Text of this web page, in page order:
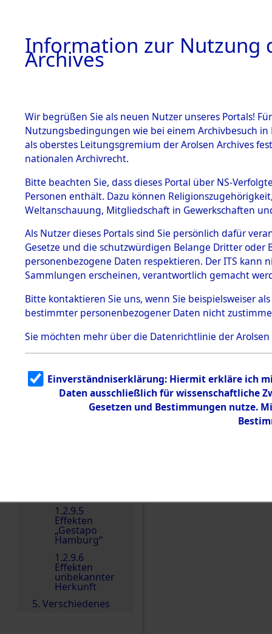
BESTÄNDE
1.
Inhaftierungsdoku
mente
1.2.9 Beim ITS
Effekten
1.2.9.1
Effekten aus
dem KZ
Dachau
1.2.9.2
Effekten aus
dem KZ
Bayerisches
1.2.9.3
Effekten aus
dem KZ
Neuengamm
1.2.9.5
Effekten
„Gestapo
Hamburg“
1.2.9.6
Effekten
unbekannter
Herkunft
5. Verschiedenes
0020
Information zur Nutzung
Archives
Wir begrüßen Sie als neuen Nutzer unseres Portals!
Nutzungsbedingungen wie bei einem Archivbesuch
als oberstes Leitungsgremium der Arolsen Archives
nationalen Archivrecht.
Bitte beachten Sie, dass dieses Portal über NS-
Personen enthält. Dazu können
Weltanschauung, Mitgliedschaft in Gewerkschaften
Als Nutzer dieses Portals sind Sie persönlich dafür
Gesetze und die schutzwürdigen Belange Dritter
personenbezogene Daten respektieren. Der ITS
Sammlungen erscheinen, verantwortlich gemacht
Bitte kontaktieren Sie uns, wenn Sie beispielsweiser
bestimmter personenbezogener Daten nicht
Sie möchten mehr über die Datenrichtlinie der Arolsen
Einverständniserklärung: Hiermit erkläre ich
Daten ausschließlich für wissenschaftliche
Gesetzen und Bestimmungen nutze.